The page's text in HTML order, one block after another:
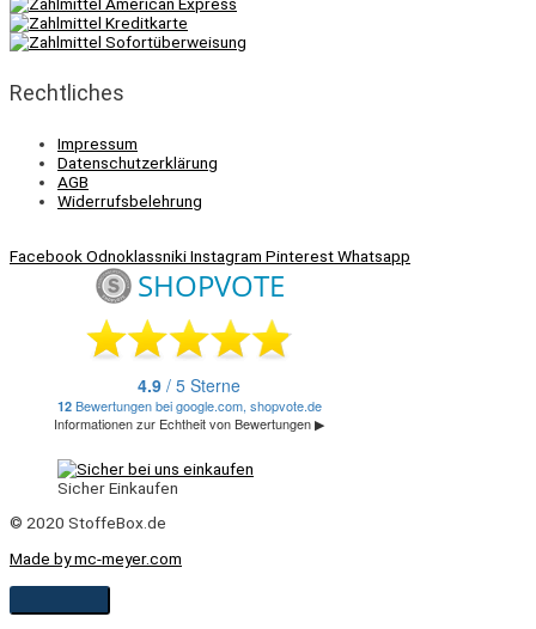
Rechtliches
Impressum
Datenschutzerklärung
AGB
Widerrufsbelehrung
FacebookOdnoklassnikiInstagram PinterestWhatsapp
Sicher Einkaufen
© 2020 StoffeBox.de
Made by mc-meyer.com